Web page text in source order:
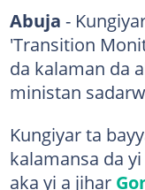
Abuja -
'Transition
da kalaman da
ministan
Kungiyar ta
kalamansa da
aka yi a jihar